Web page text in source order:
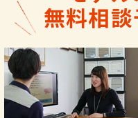
無料相